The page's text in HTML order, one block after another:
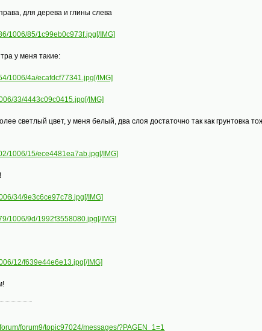
для дерева и глины слева
1006/85/1c99eb0c973f.jpg[/IMG]
у меня такие:
1006/4a/ecafdcf77341.jpg[/IMG]
33/4443c09c0415.jpg[/IMG]
светлый цвет, у меня белый, два слоя достаточно так как грунтовка
1006/15/ece4481ea7ab.jpg[/IMG]
34/9e3c6ce97c78.jpg[/IMG]
1006/9d/1992f3558080.jpg[/IMG]
12/f639e44e6e13.jpg[/IMG]
forum9/topic97024/messages/?PAGEN_1=1